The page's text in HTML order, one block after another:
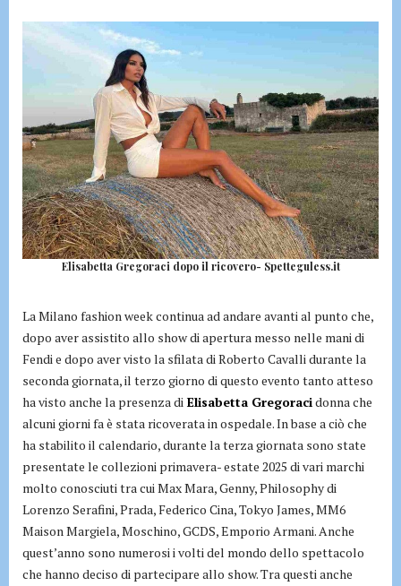
Elisabetta Gregoraci dopo il ricovero- Spetteguless.it
La Milano fashion week continua ad andare avanti al punto che,
dopo aver assistito allo show di apertura messo nelle mani di
Fendi e dopo aver visto la sfilata di Roberto Cavalli durante la
seconda giornata, il terzo giorno di questo evento tanto atteso
ha visto anche la presenza di Elisabetta Gregoracidonna che
alcuni giorni fa è stata ricoverata in ospedale. In base a ciò che
ha stabilito il calendario, durante la terza giornata sono state
presentate le collezioni primavera- estate 2025 di vari marchi
molto conosciuti tra cui Max Mara, Genny, Philosophy di
Lorenzo Serafini, Prada, Federico Cina, Tokyo James, MM6
Maison Margiela, Moschino, GCDS, Emporio Armani. Anche
quest’anno sono numerosi i volti del mondo dello spettacolo
che hanno deciso di partecipare allo show. Tra questi anche